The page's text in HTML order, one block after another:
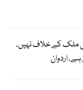
ملک کے خلاف نہیں،
اردوان